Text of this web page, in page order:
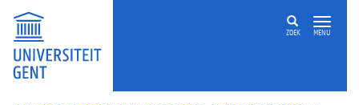
Overslaan en naar de inhoud gaan
ZOEK MENU